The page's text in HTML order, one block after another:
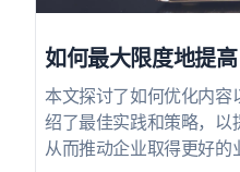
如何最大限度地提
本文探讨了如何优化内
绍了最佳实践和策略，以
从而推动企业取得更好的